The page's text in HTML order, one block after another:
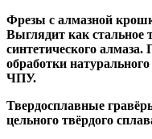
Фрезы с алмазной
Выглядит как стальное
синтетического
обработки
ЧПУ.
Твердосплавные
цельного твёрдого